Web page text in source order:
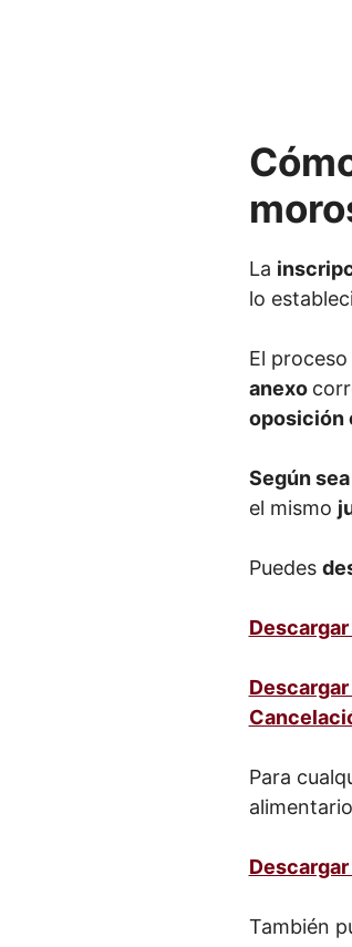
La
lo
El
anexo
oposición
Según
el mismo
Puedes
Para
También